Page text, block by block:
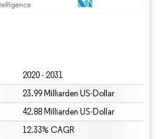
2020 - 2031
23.99 Milliarden US-Dollar
42.88 Milliarden US-Dollar
12.33% CAGR